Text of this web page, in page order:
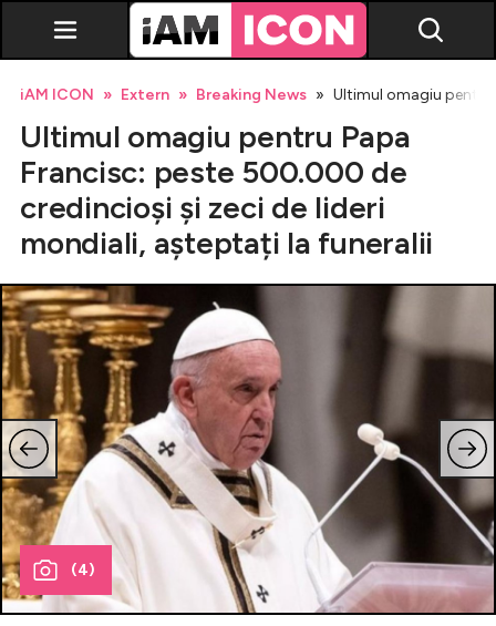
Vedete
Evenimente
Emisiuni TV
Horoscop
Lifestyle
Celebrități
Breaking News
iAM ICON Extern Breaking News Ultimul omagiu pentru
Ultimul omagiu pentru Papa
Francisc: peste 500.000 de
credincioși și zeci de lideri
mondiali, așteptați la funeralii
(4)